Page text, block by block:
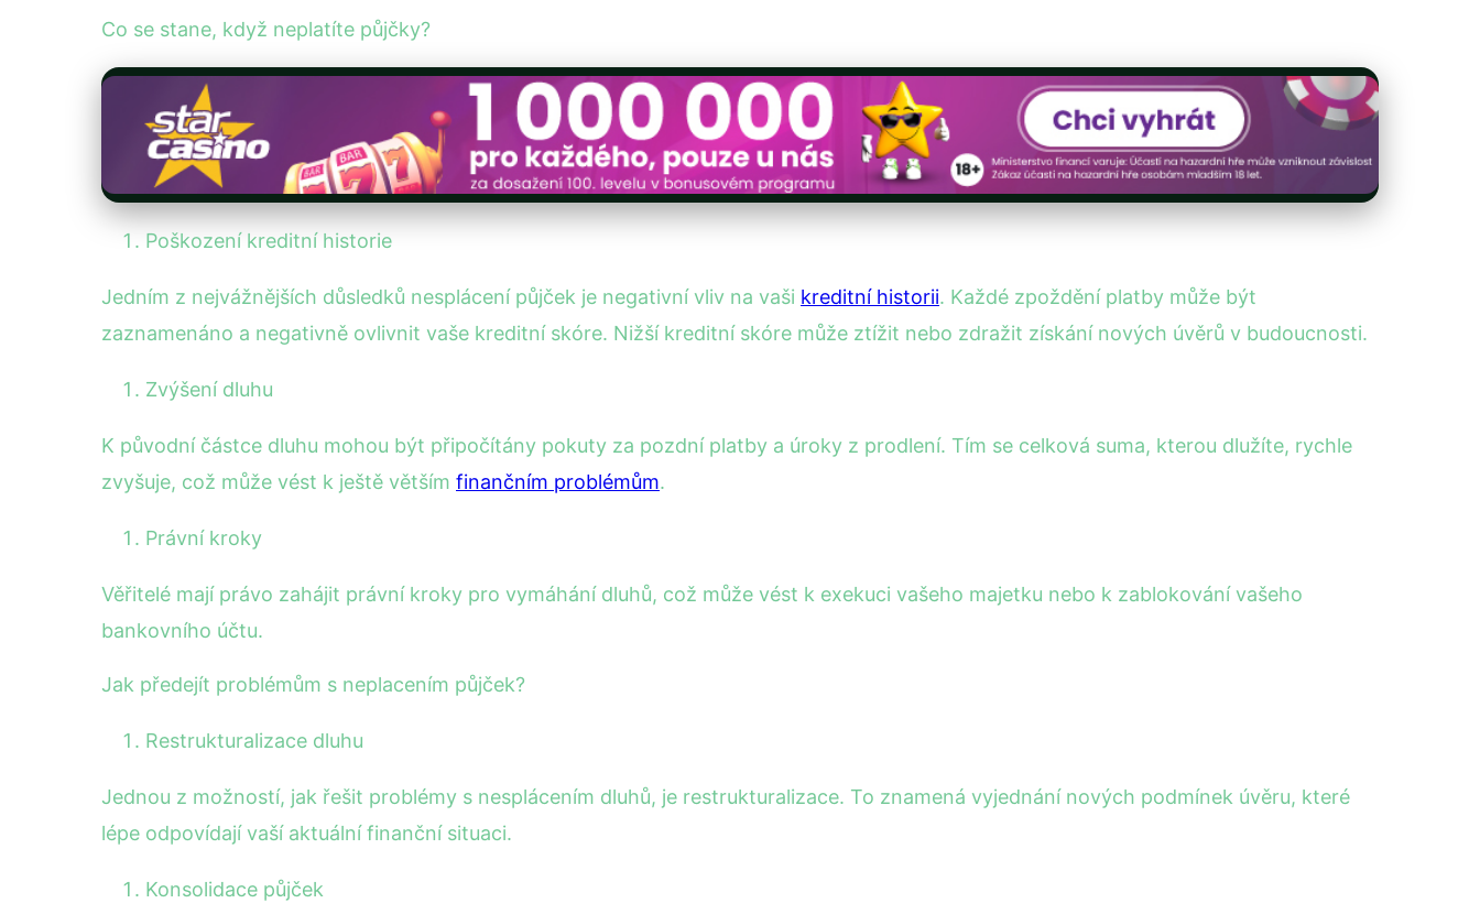
Co se stane, když neplatíte půjčky?
Poškození kreditní historie
Jedním z nejvážnějších důsledků nesplácení půjček je negativní vliv na vaši kreditní historii. Každé zpoždění platby může být
zaznamenáno a negativně ovlivnit vaše kreditní skóre. Nižší kreditní skóre může ztížit nebo zdražit získání nových úvěrů v budoucnosti.
Zvýšení dluhu
K původní částce dluhu mohou být připočítány pokuty za pozdní platby a úroky z prodlení. Tím se celková suma, kterou dlužíte, rychle
zvyšuje, což může vést k ještě větším finančním problémům.
Právní kroky
Věřitelé mají právo zahájit právní kroky pro vymáhání dluhů, což může vést k exekuci vašeho majetku nebo k zablokování vašeho
bankovního účtu.
Jak předejít problémům s neplacením půjček?
Restrukturalizace dluhu
Jednou z možností, jak řešit problémy s nesplácením dluhů, je restrukturalizace. To znamená vyjednání nových podmínek úvěru, které
lépe odpovídají vaší aktuální finanční situaci.
Konsolidace půjček